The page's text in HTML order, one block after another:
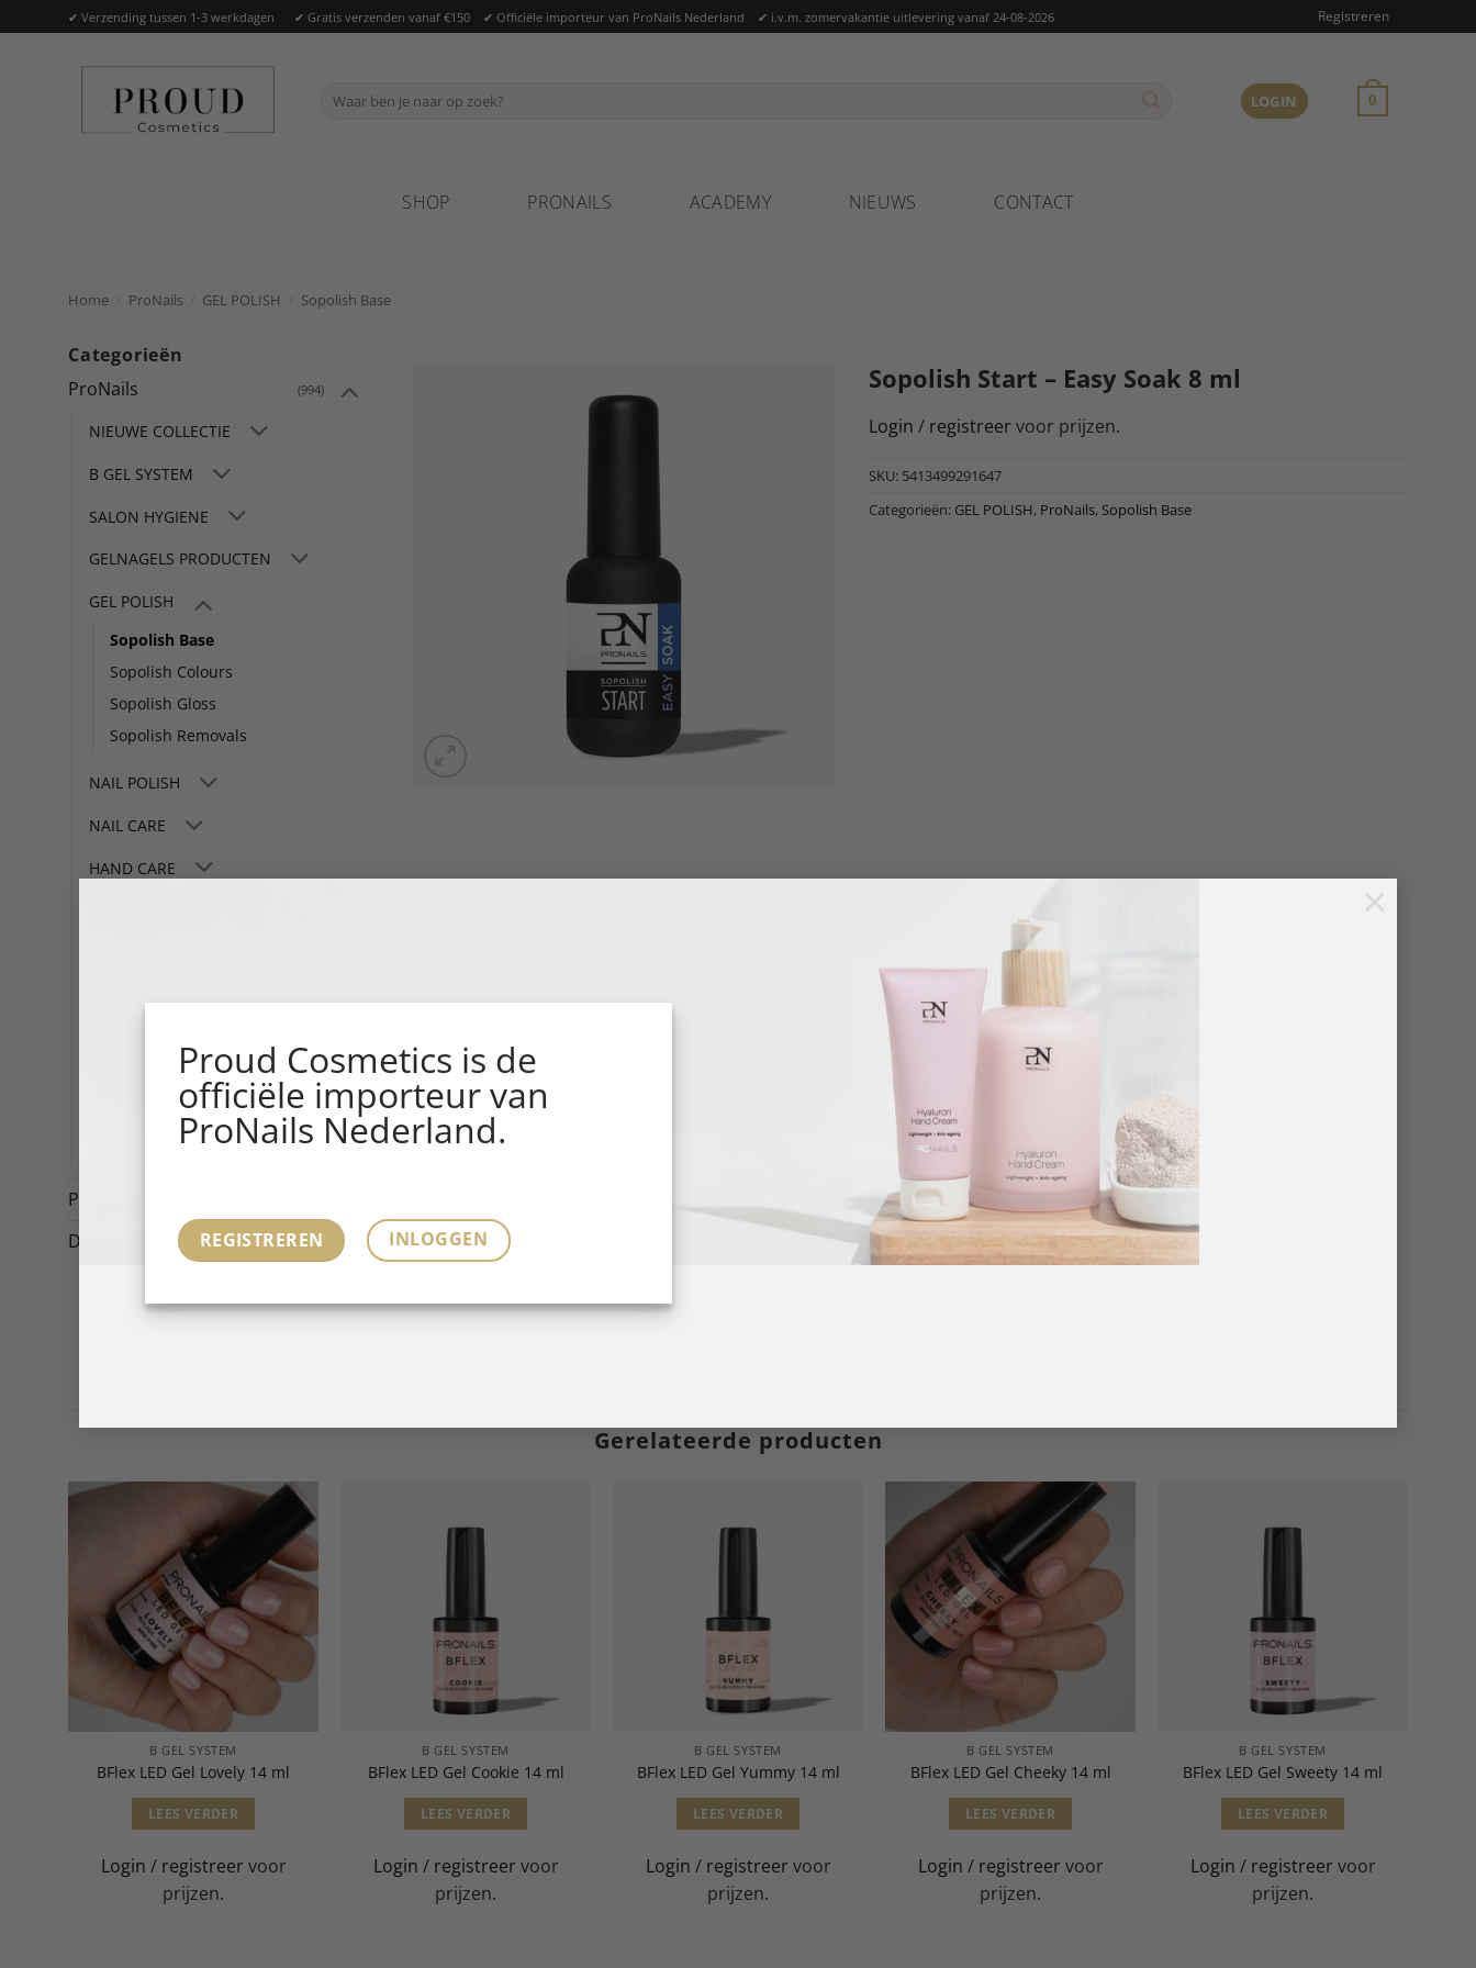
Proud Cosmetics is de
officiële importeur van
ProNails Nederland.
REGISTREREN INLOGGEN
×
naar
✔ Verzending tussen 1-3 werkdagen ✔ Gratis verzenden vanaf €150 ✔ Officiële importeur van ProNails Nederland ✔ i.v.m. zomervakantie uitlevering vanaf 24-08-2026 Registreren
Zoeken
LOGIN 0
SHOP PRONAILS ACADEMY NIEUWS CONTACT
Home ProNails GEL POLISH Sopolish Base
Categorieën
ProNails
(994)
NIEUWE COLLECTIE
B GEL SYSTEM
SALON HYGIENE
GELNAGELS PRODUCTEN
GEL POLISH
Sopolish Base
Sopolish Colours
Sopolish Gloss
Sopolish Removals
NAIL POLISH
NAIL CARE
HAND CARE
Promotions
Diversen (1)
Sopolish Start – Easy Soak 8 ml
Login / registreer voor prijzen.
SKU: 5413499291647
Categorieën: GEL POLISH, ProNails, Sopolish Base
Gerelateerde producten
B GEL SYSTEM
BFlex LED Gel Lovely 14 ml
LEES VERDER
Login / registreer voor
prijzen.
B GEL SYSTEM
BFlex LED Gel Cookie 14 ml
LEES VERDER
Login / registreer voor
prijzen.
B GEL SYSTEM
BFlex LED Gel Yummy 14 ml
LEES VERDER
Login / registreer voor
prijzen.
B GEL SYSTEM
BFlex LED Gel Cheeky 14 ml
LEES VERDER
Login / registreer voor
prijzen.
B GEL SYSTEM
BFlex LED Gel Sweety 14 ml
LEES VERDER
Login / registreer voor
prijzen.